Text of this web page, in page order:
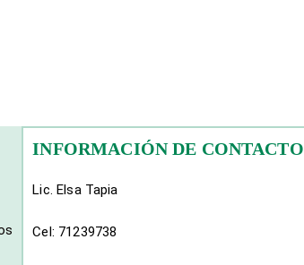
INFORMACIÓN DE CONTACTO
Lic. Elsa Tapia
Cel: 71239738